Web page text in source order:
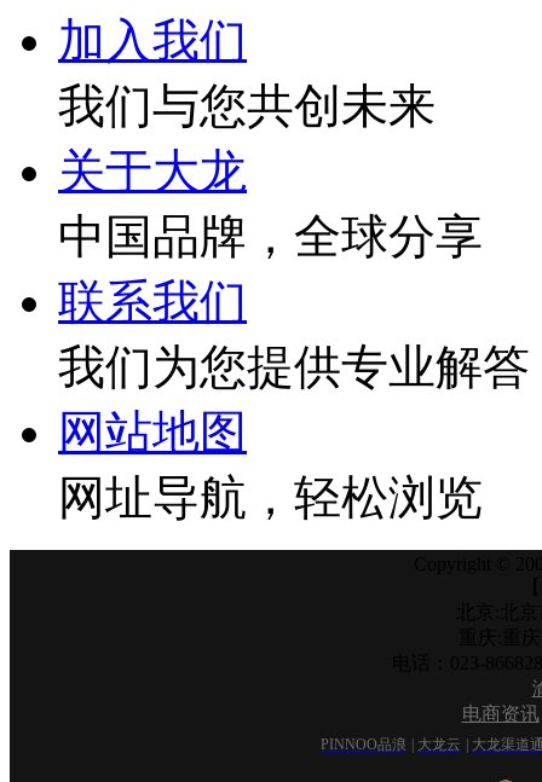
加入我们
我们与您共创未来
关于大龙
中国品牌，全球分享
联系我们
我们为您提供专业解答
网站地图
网址导航，轻松浏览
电商资讯
PINNOO品浪 大龙云 大龙渠道